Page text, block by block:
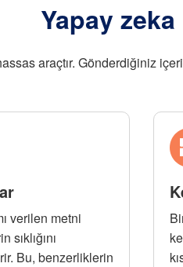
Yapay zeka
araçtır. Gönderdiğiniz
verilen metni
Bu, benzerliklerin